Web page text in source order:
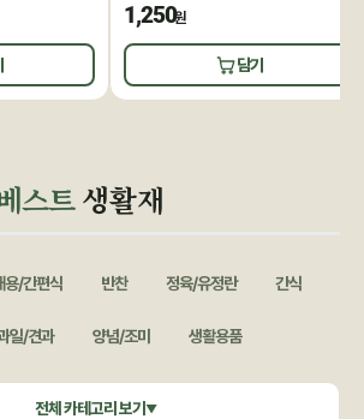
1,250원
담기
스트생활재
용/간편식 반찬 정육/유정란 간식
일/견과 양념/조미 생활용품
물 공정무역(민중교역) 건강식품/꿀
전체 카테고리 보기▼